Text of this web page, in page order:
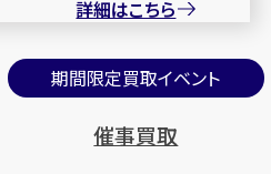
詳細はこちら
期間限定買取イベント
催事買取